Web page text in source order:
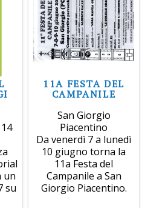
un
su
11A FESTA DEL
CAMPANILE
San Giorgio
Piacentino
Da venerdì 7 a lunedì
10 giugno torna la
11a Festa del
Campanile a San
Giorgio Piacentino.